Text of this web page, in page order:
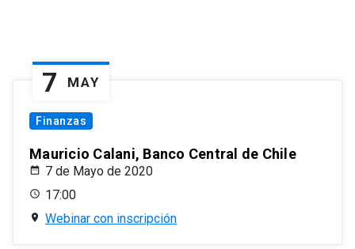
7 MAY
Finanzas
Mauricio Calani, Banco Central de Chile
7 de Mayo de 2020
17:00
Webinar con inscripción